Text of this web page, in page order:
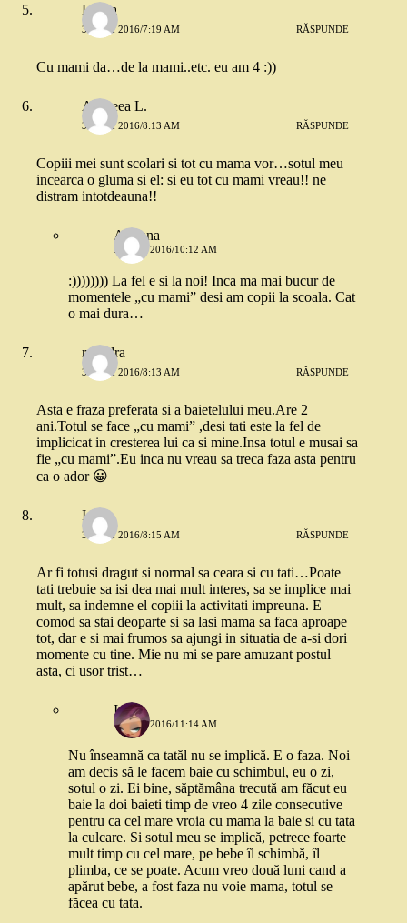
Larisa
31 MAI 2016/7:19 AM RĂSPUNDE
Cu mami da…de la mami..etc. eu am 4 :))
Andreea L.
31 MAI 2016/8:13 AM RĂSPUNDE
Copiii mei sunt scolari si tot cu mama vor…sotul meu
incearca o gluma si el: si eu tot cu mami vreau!! ne
distram intotdeauna!!
Adriana
31 MAI 2016/10:12 AM
:)))))))) La fel e si la noi! Inca ma mai bucur de
momentele „cu mami” desi am copii la scoala. Cat
o mai dura…
ruxadra
31 MAI 2016/8:13 AM RĂSPUNDE
Asta e fraza preferata si a baietelului meu.Are 2
ani.Totul se face „cu mami” ,desi tati este la fel de
implicicat in cresterea lui ca si mine.Insa totul e musai sa
fie „cu mami”.Eu inca nu vreau sa treca faza asta pentru
ca o ador 😀
Ioana
31 MAI 2016/8:15 AM RĂSPUNDE
Ar fi totusi dragut si normal sa ceara si cu tati…Poate
tati trebuie sa isi dea mai mult interes, sa se implice mai
mult, sa indemne el copiii la activitati impreuna. E
comod sa stai deoparte si sa lasi mama sa faca aproape
tot, dar e si mai frumos sa ajungi in situatia de a-si dori
momente cu tine. Mie nu mi se pare amuzant postul
asta, ci usor trist…
Ioana
31 MAI 2016/11:14 AM
Nu înseamnă ca tatăl nu se implică. E o faza. Noi
am decis să le facem baie cu schimbul, eu o zi,
sotul o zi. Ei bine, săptămâna trecută am făcut eu
baie la doi baieti timp de vreo 4 zile consecutive
pentru ca cel mare vroia cu mama la baie si cu tata
la culcare. Si sotul meu se implică, petrece foarte
mult timp cu cel mare, pe bebe îl schimbă, îl
plimba, ce se poate. Acum vreo două luni cand a
apărut bebe, a fost faza nu voie mama, totul se
făcea cu tata.